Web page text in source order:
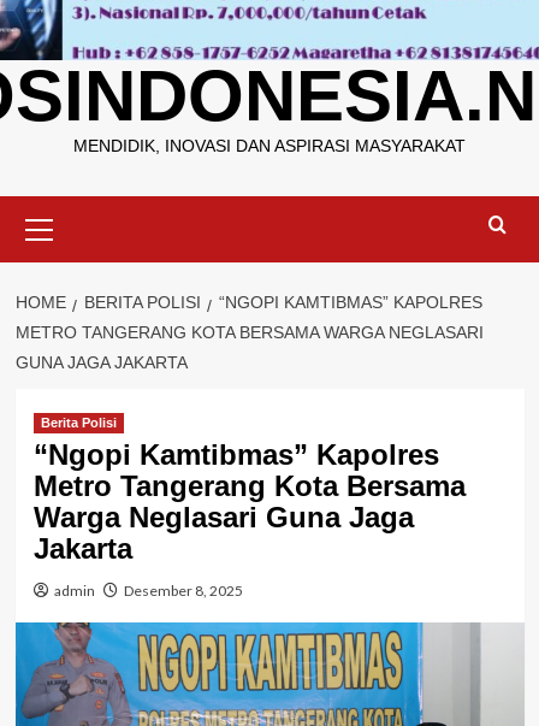
MENDIDIK, INOVASI DAN ASPIRASI MASYARAKAT
Menu
HOME BERITA POLISI
“NGOPI KAMTIBMAS” KAPOLRES
METRO TANGERANG KOTA BERSAMA WARGA NEGLASARI
GUNA JAGA JAKARTA
Berita Polisi
“Ngopi Kamtibmas” Kapolres
Metro Tangerang Kota Bersama
Warga Neglasari Guna Jaga
Jakarta
admin Desember 8, 2025